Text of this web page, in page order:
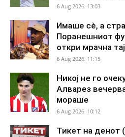
6 Aug 2026. 13:03
Имаше сè, а
Поранешниот
откри мрачна
6 Aug 2026. 11:15
Никој не го
Алварез
мораше
6 Aug 2026. 10:12
Тикет на денот